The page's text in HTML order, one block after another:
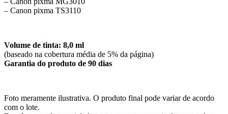
– Canon pixma TS3110
Volume de tinta: 8,0 ml
(baseado na cobertura média de 5% da página)
Garantia do produto de 90 dias
Foto meramente ilustrativa. O produto final pode variar de acordo
com o lote.